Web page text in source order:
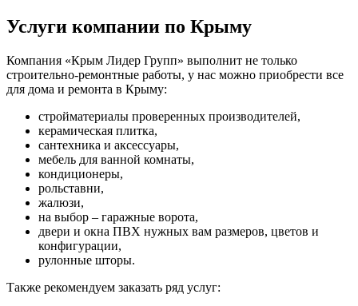
Услуги компании по Крыму
Компания «Крым Лидер Групп» выполнит не только
строительно-ремонтные работы, у нас можно приобрести все
для дома и ремонта в Крыму:
стройматериалы проверенных производителей,
керамическая плитка,
сантехника и аксессуары,
мебель для ванной комнаты,
кондиционеры,
рольставни,
жалюзи,
на выбор – гаражные ворота,
двери и окна ПВХ нужных вам размеров, цветов и
конфигурации,
рулонные шторы.
Также рекомендуем заказать ряд услуг: